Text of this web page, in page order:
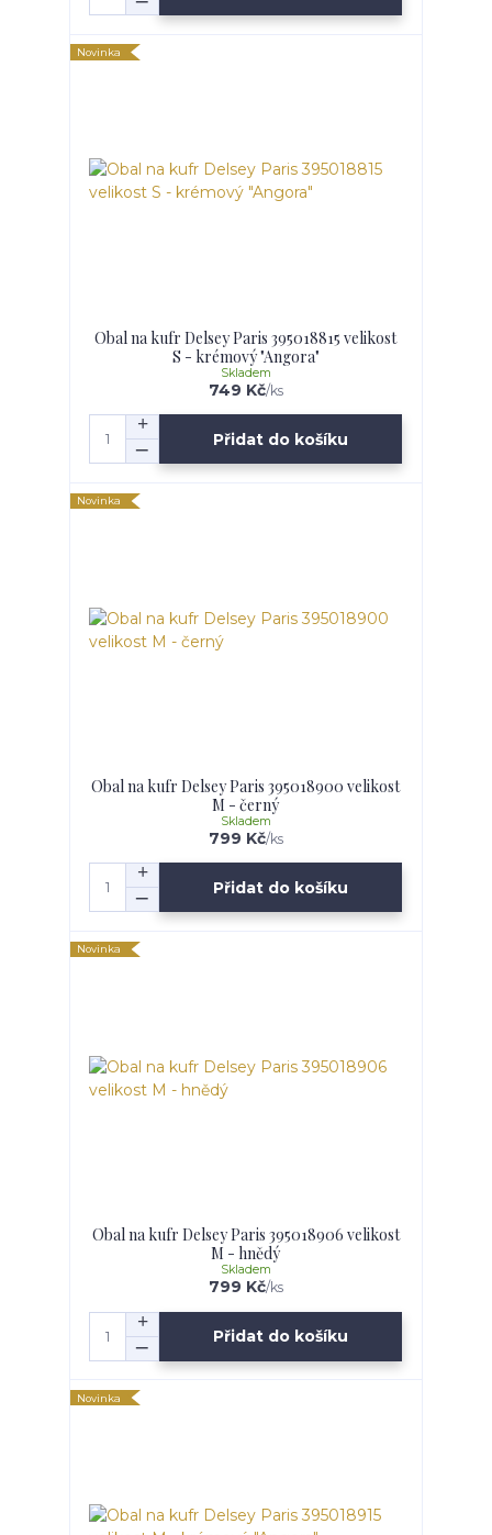
Novinka
Obal na kufr Delsey Paris 395018815 velikost
S - krémový "Angora"
749 Kč/ks
Skladem
Přidat do košíku
Novinka
Obal na kufr Delsey Paris 395018900 velikost
M - černý
799 Kč/ks
Skladem
Přidat do košíku
Novinka
Obal na kufr Delsey Paris 395018906 velikost
M - hnědý
799 Kč/ks
Skladem
Přidat do košíku
Novinka